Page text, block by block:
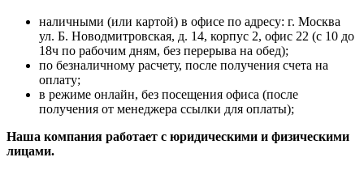
наличными (или картой) в офисе по адресу: г. Москва
ул. Б. Новодмитровская, д. 14, корпус 2, офис 22 (с 10 до
18ч по рабочим дням, без перерыва на обед);
по безналичному расчету, после получения счета на
оплату;
в режиме онлайн, без посещения офиса (после
получения от менеджера ссылки для оплаты);
Наша компания работает с юридическими и физическими
лицами.